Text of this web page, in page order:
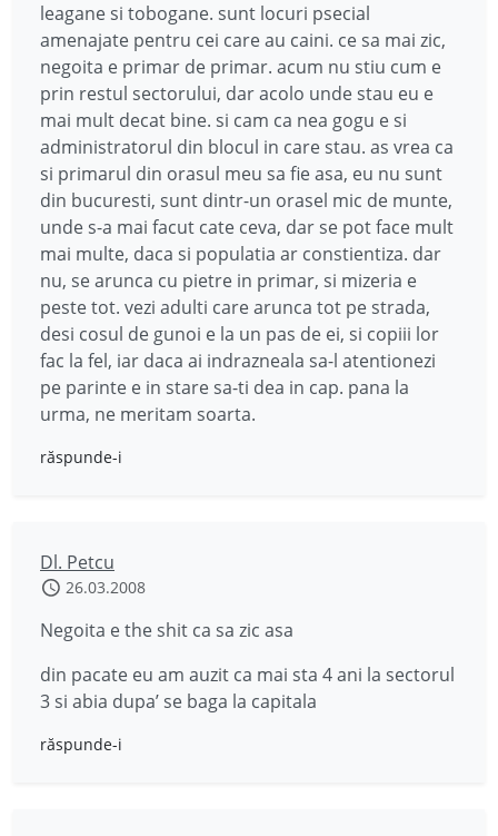
leagane si tobogane. sunt locuri psecial
amenajate pentru cei care au caini. ce sa mai zic,
negoita e primar de primar. acum nu stiu cum e
prin restul sectorului, dar acolo unde stau eu e
mai mult decat bine. si cam ca nea gogu e si
administratorul din blocul in care stau. as vrea ca
si primarul din orasul meu sa fie asa, eu nu sunt
din bucuresti, sunt dintr-un orasel mic de munte,
unde s-a mai facut cate ceva, dar se pot face mult
mai multe, daca si populatia ar constientiza. dar
nu, se arunca cu pietre in primar, si mizeria e
peste tot. vezi adulti care arunca tot pe strada,
desi cosul de gunoi e la un pas de ei, si copiii lor
fac la fel, iar daca ai indrazneala sa-l atentionezi
pe parinte e in stare sa-ti dea in cap. pana la
urma, ne meritam soarta.
răspunde-i
Dl. Petcu
26.03.2008
Negoita e the shit ca sa zic asa
din pacate eu am auzit ca mai sta 4 ani la sectorul
3 si abia dupa’ se baga la capitala
răspunde-i